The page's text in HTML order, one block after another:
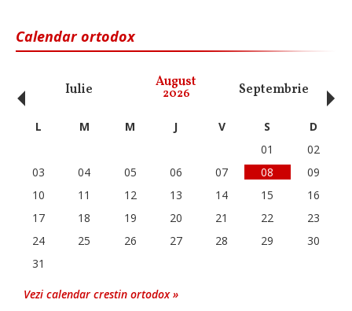
Calendar ortodox
Iulie August
2026 Septembrie
‹ L M M J V S
D
01
02
03
04 05 06 07 08
09
10
11 12 13 14 15
16
17
18 19 20 21 22
23
24
25 26 27 28 29
30
31
Vezi calendar crestin ortodox »